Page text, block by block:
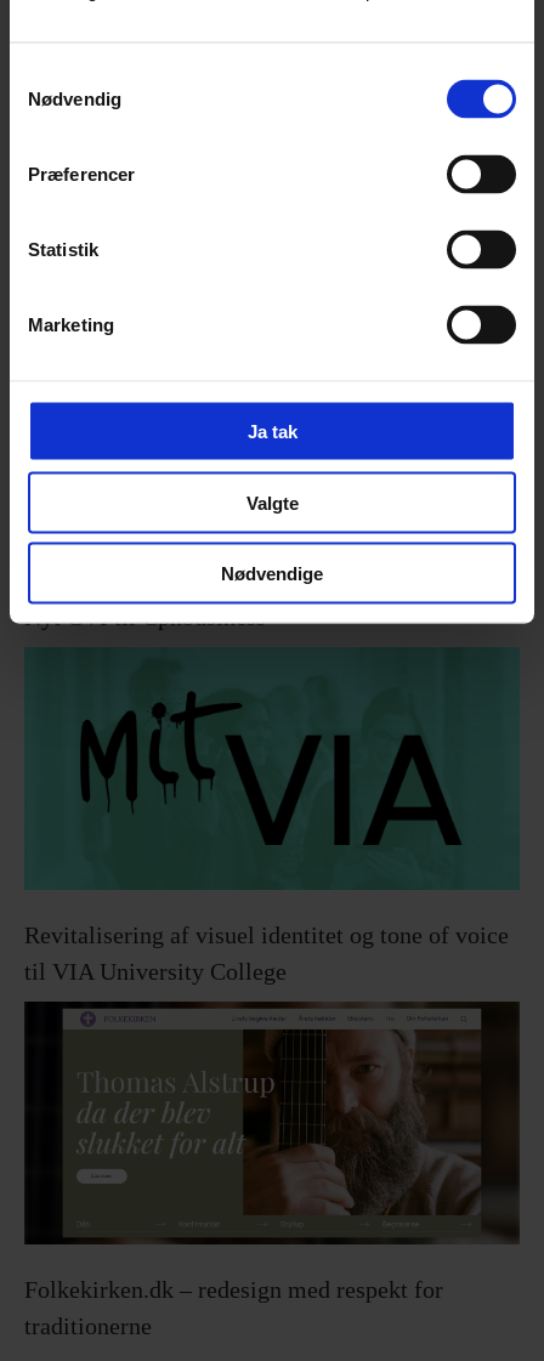
Nødvendig
Præferencer
Statistik
Marketing
Ja tak
Valgte
Nødvendige
Nyt website til DMI baseret på brugerpaneler
Nyt CVI til Cphbusiness
Revitalisering af visuel identitet og tone of voice
til VIA University College
Folkekirken.dk – redesign med respekt for
traditionerne